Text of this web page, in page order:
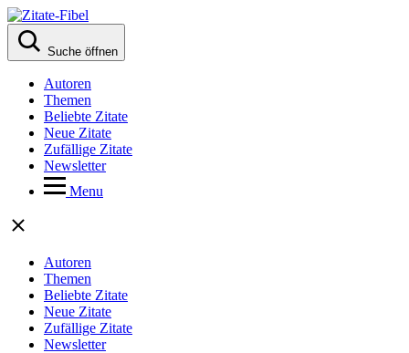
Suche öffnen
Autoren
Themen
Beliebte Zitate
Neue Zitate
Zufällige Zitate
Newsletter
Menu
Autoren
Themen
Beliebte Zitate
Neue Zitate
Zufällige Zitate
Newsletter